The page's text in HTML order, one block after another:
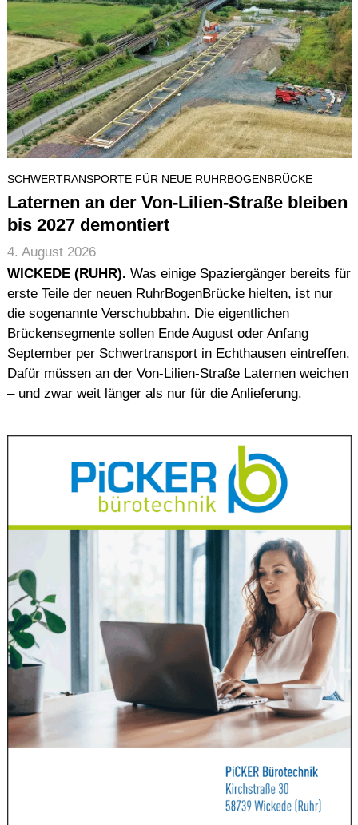
SCHWERTRANSPORTE FÜR NEUE RUHRBOGENBRÜCKE
Laternen an der Von-Lilien-Straße bleiben
bis 2027 demontiert
4. August 2026
WICKEDE (RUHR). Was einige Spaziergänger bereits für
erste Teile der neuen RuhrBogenBrücke hielten, ist nur
die sogenannte Verschubbahn. Die eigentlichen
Brückensegmente sollen Ende August oder Anfang
September per Schwertransport in Echthausen eintreffen.
Dafür müssen an der Von-Lilien-Straße Laternen weichen
– und zwar weit länger als nur für die Anlieferung.